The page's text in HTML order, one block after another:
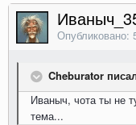
Опубликовано:
Cheburator
Иваныч, чота ты не
тема...